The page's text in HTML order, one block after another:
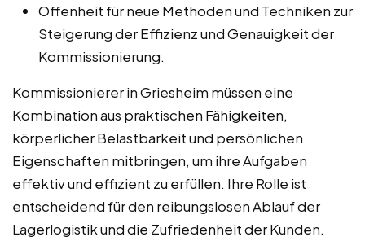
Offenheit für neue Methoden und Techniken zur
Steigerung der Effizienz und Genauigkeit der
Kommissionierung.
Kommissionierer in Griesheim müssen eine
Kombination aus praktischen Fähigkeiten,
körperlicher Belastbarkeit und persönlichen
Eigenschaften mitbringen, um ihre Aufgaben
effektiv und effizient zu erfüllen. Ihre Rolle ist
entscheidend für den reibungslosen Ablauf der
Lagerlogistik und die Zufriedenheit der Kunden.